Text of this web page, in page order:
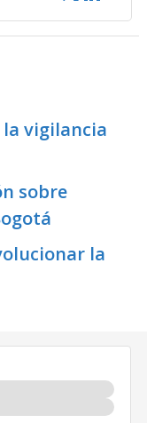
vigilancia
sobre
la